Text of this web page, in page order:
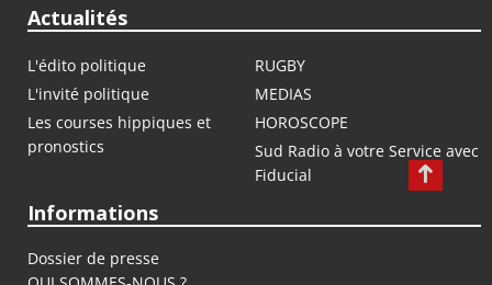
Actualités
L'édito politique
RUGBY
L'invité politique
MEDIAS
Les courses hippiques et
pronostics
HOROSCOPE
Sud Radio à votre Service avec
Fiducial
Informations
Dossier de presse